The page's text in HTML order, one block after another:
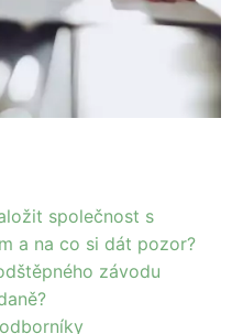
společnost s
a na co si dát pozor?
závodu